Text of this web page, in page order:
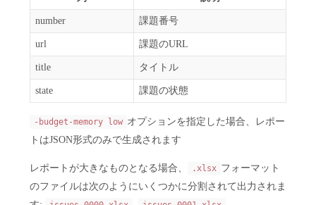
number 課題番号
url 課題のURL
title タイトル
state 課題の状態
-budget-memory low オプションを指定した場合、レポー
トはJSON形式のみで生成されます
レポートが大きなものとなる場合、 .xlsx フォーマット
のファイルは次のようにいくつかに分割されて出力されま